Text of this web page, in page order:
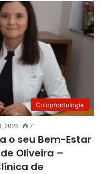
Coloproctologia
2025 7
o seu Bem-Estar
Oliveira –
de